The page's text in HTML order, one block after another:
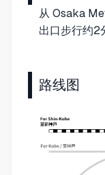
从 Osaka
出口步行约2
路线图